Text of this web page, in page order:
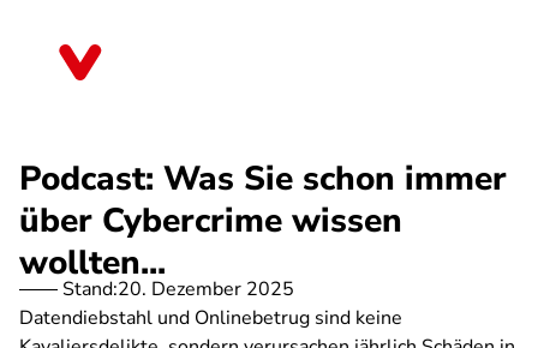
Podcast: Was Sie schon immer
über Cybercrime wissen
wollten...
Stand:20. Dezember 2025
Datendiebstahl und Onlinebetrug sind keine